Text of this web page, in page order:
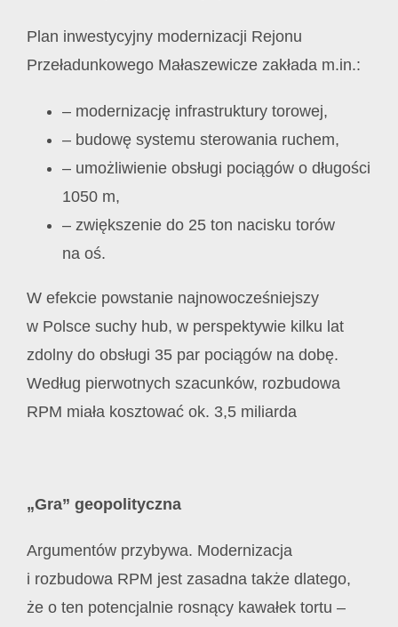
Plan inwestycyjny modernizacji Rejonu
Przeładunkowego Małaszewicze zakłada m.in.:
– modernizację infrastruktury torowej,
– budowę systemu sterowania ruchem,
– umożliwienie obsługi pociągów o długości
1050 m,
– zwiększenie do 25 ton nacisku torów
na oś.
W efekcie powstanie najnowocześniejszy
w Polsce suchy hub, w perspektywie kilku lat
zdolny do obsługi 35 par pociągów na dobę.
Według pierwotnych szacunków, rozbudowa
RPM miała kosztować ok. 3,5 miliarda
„Gra” geopolityczna
Argumentów przybywa. Modernizacja
i rozbudowa RPM jest zasadna także dlatego,
że o ten potencjalnie rosnący kawałek tortu –